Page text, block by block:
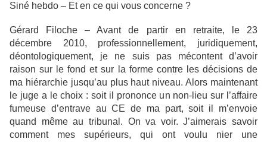
Siné hebdo – Et en ce qui vous concerne ?
Gérard Filoche – Avant de partir en retraite, le 23
décembre 2010, professionnellement, juridiquement,
déontologiquement, je ne suis pas mécontent d’avoir
raison sur le fond et sur la forme contre les décisions de
ma hiérarchie jusqu’au plus haut niveau. Alors maintenant
le juge a le choix : soit il prononce un non-lieu sur l’affaire
fumeuse d’entrave au CE de ma part, soit il m’envoie
quand même au tribunal. On va voir. J’aimerais savoir
comment mes supérieurs, qui ont voulu nier une